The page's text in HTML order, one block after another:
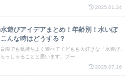
2025.01.24
遊びアイデアまとめ！年齢別！水いぼ
んな時はどうする？
園でも気持ちよく遊べて子どもも大好きな「水遊び」
っしゃることと思います。プー...
2025.07.16